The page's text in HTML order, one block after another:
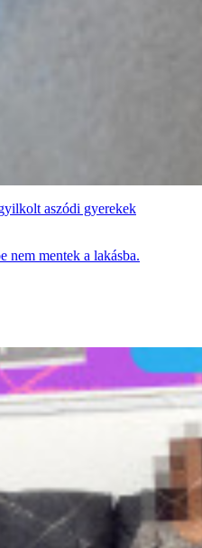
aszódi gyerekek
nem mentek a lakásba.